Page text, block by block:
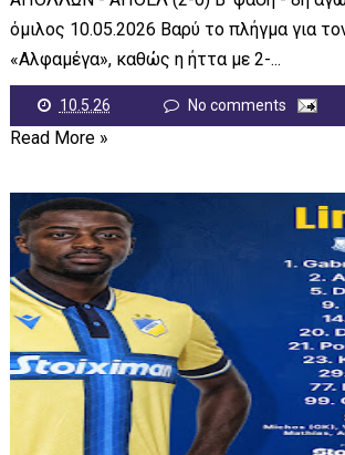
όμιλος 10.05.2026 Βαρύ το πλήγμα για
«Αλφαμέγα», καθώς η ήττα με 2-...
10.5.26
No comments
Read More »